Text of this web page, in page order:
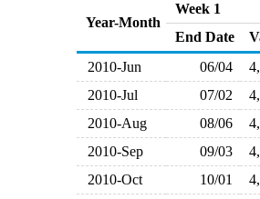
Year-Month
Week 1
End Date
2010-Jun
06/04
2010-Jul
07/02
2010-Aug
08/06
2010-Sep
09/03
2010-Oct
10/01